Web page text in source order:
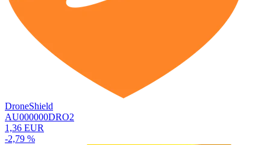
DroneShield
AU000000DRO2
1,36 EUR
-2,79 %